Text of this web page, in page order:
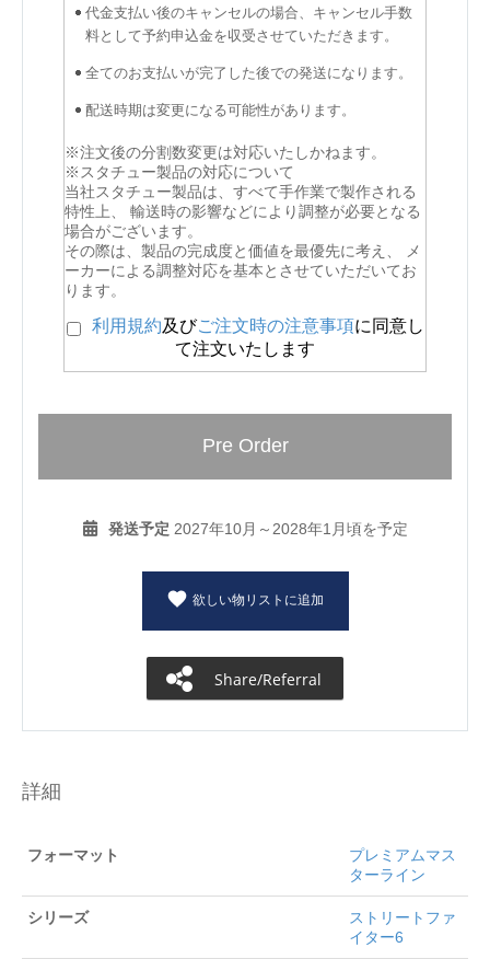
代金支払い後のキャンセルの場合、キャンセル手数
料として予約申込金を収受させていただきます。
全てのお支払いが完了した後での発送になります。
配送時期は変更になる可能性があります。
※注文後の分割数変更は対応いたしかねます。
※スタチュー製品の対応について
当社スタチュー製品は、すべて手作業で製作される
特性上、 輸送時の影響などにより調整が必要となる
場合がございます。
その際は、製品の完成度と価値を最優先に考え、 メ
ーカーによる調整対応を基本とさせていただいてお
ります。
利用規約及びご注文時の注意事項に同意し
て注文いたします
Pre Order
発送予定 2027年10月～2028年1月頃を予定
欲しい物リストに追加
Share/Referral
詳細
フォーマット
プレミアムマス
ターライン
シリーズ
ストリートファ
イター6